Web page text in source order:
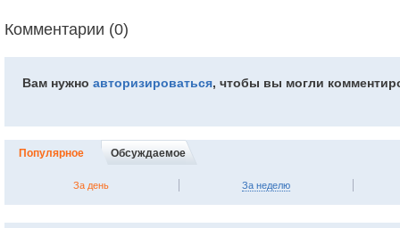
Комментарии (0)
Вам нужно авторизироваться, чтобы вы могли
Популярное Обсуждаемое
За день За неделю